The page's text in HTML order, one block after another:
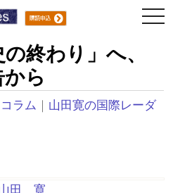
終わり」へ、
ら
コラム ｜ 山田寛の国際レーダ